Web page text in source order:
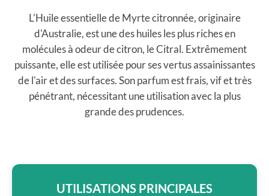
L'Huile essentielle de Myrte citronnée, originaire
d'Australie, est une des huiles les plus riches en
molécules à odeur de citron, le Citral. Extrêmement
puissante, elle est utilisée pour ses vertus assainissantes
de l'air et des surfaces. Son parfum est frais, vif et très
pénétrant, nécessitant une utilisation avec la plus
grande des prudences.
UTILISATIONS PRINCIPALES